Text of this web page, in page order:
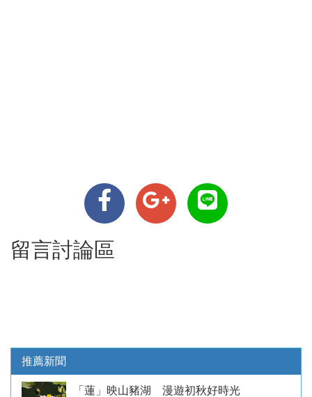
留言討論區
推薦新聞
「蓮」映山豬湖 漫遊初秋好時光